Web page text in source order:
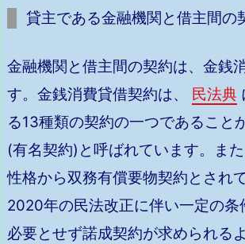
貸主である金融機関と借主間の
金融機関と借主間の契約は、金銭
す。金銭消費貸借契約は、 民法典
る13種類の契約の一つであること
(有名契約)と呼ばれています。ま
性格から双務有償要物契約とされ
2020年の民法改正に伴い一定の条
必要とせず諾成契約が求められる